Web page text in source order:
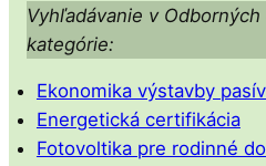
Vyhľadávanie v
kategórie:
Ekonomika výstavby
Energetická certifikácia
Fotovoltika pre rodinné